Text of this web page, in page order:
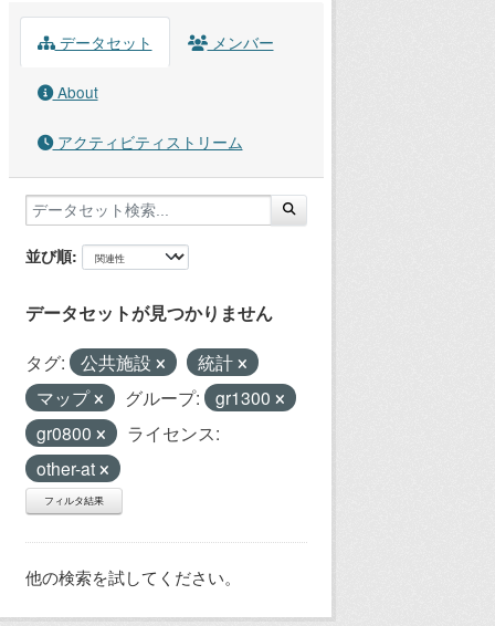
データセット メンバー
About
アクティビティストリーム
並び順
データセットが見つかりません
タグ: 公共施設
統計
マップ
グループ:
gr1300
gr0800
ライセンス:
other-at
フィルタ結果
他の検索を試してください。